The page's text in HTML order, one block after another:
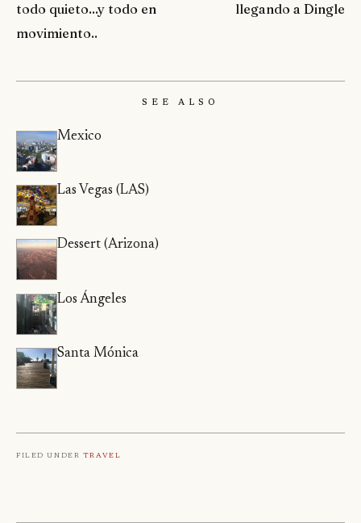
todo quieto...y todo en
movimiento..
llegando a Dingle
See Also
Mexico
Las Vegas (LAS)
Dessert (Arizona)
Los Ángeles
Santa Mónica
Filed under Travel